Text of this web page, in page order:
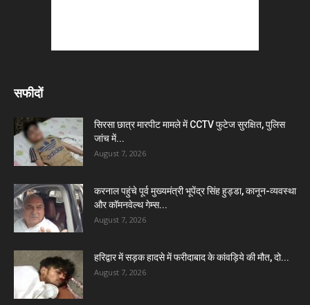
सफीदों
सिरसा छात्र मारपीट मामले में CCTV फुटेज सुरक्षित, पुलिस
जांच में...
August 7, 2026
करनाल पहुंचे पूर्व मुख्यमंत्री भूपेंद्र सिंह हुड्डा, कानून-व्यवस्था
और कॉमनवेल्थ गेम्स...
August 7, 2026
हरिद्वार में सड़क हादसे में फरीदाबाद के कांवड़िये की मौत, दो...
August 7, 2026